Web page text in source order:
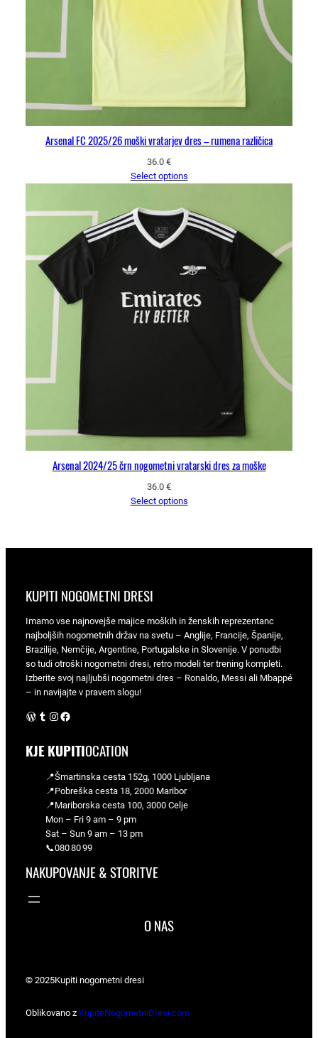
Arsenal FC 2025/26 moški vratarjev dres – rumena različica
36.0 €
Select options
Arsenal 2024/25 črn nogometni vratarski dres za moške
36.0 €
Select options
KUPITI NOGOMETNI DRESI
Imamo vse najnovejše majice moških in ženskih reprezentanc
najboljših nogometnih držav na svetu – Anglije, Francije, Španije,
Brazilije, Nemčije, Argentine, Portugalske in Slovenije. V ponudbi
so tudi otroški nogometni dresi, retro modeli ter trening kompleti.
Izberite svoj najljubši nogometni dres – Ronaldo, Messi ali Mbappé
– in navijajte v pravem slogu!
WordPress Instagram Facebook
KJE KUPITIOCATION
📍Šmartinska cesta 152g, 1000 Ljubljana
📍Pobreška cesta 18, 2000 Maribor
📍Mariborska cesta 100, 3000 Celje
Mon – Fri 9 am – 9 pm
Sat – Sun 9 am – 13 pm
📞080 80 99
NAKUPOVANJE & STORITVE
O NAS
© 2025Kupiti nogometni dresi
Oblikovano z KupiteNogometniDresi.com